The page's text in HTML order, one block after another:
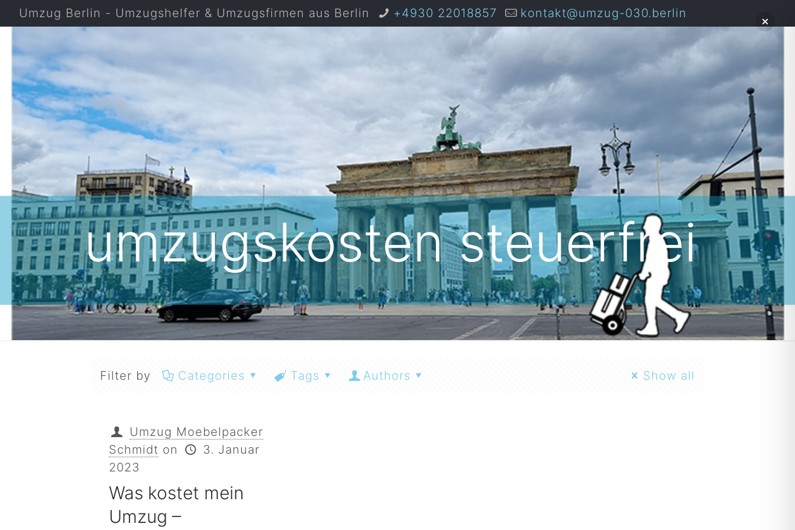
Umzug Berlin - Umzugshelfer & Umzugsfirmen aus Berlin +4930 22018857 kontakt@umzug-030.berlin
umzugskosten steuerfrei
Filter by Categories Tags Authors Show all
Umzug Moebelpacker
Schmidt on
3. Januar
2023
Was kostet mein
Umzug –